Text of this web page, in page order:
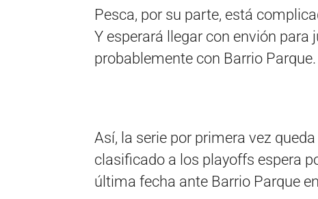
Pesca, por su parte, está
Y esperará llegar con envión para
probablemente con Barrio Parque.
Así, la serie por primera vez
clasificado a los playoffs espera
última fecha ante Barrio Parque